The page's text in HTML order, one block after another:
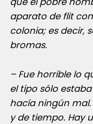
aparato de flit
colonia; es decir,
bromas.
– Fue horrible lo
el tipo sólo
hacía ningún
y de tiempo. Hay